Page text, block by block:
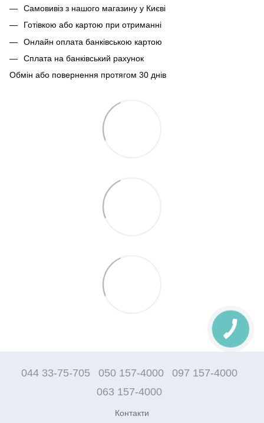
Самовивіз з нашого магазину у Києві
Готівкою або картою при отриманні
Онлайн оплата банківською картою
Сплата на банківський рахунок
Обмін або повернення протягом 30 днів
044 33-75-705 050 157-4000
097 157-4000
063 157-4000
Контакти